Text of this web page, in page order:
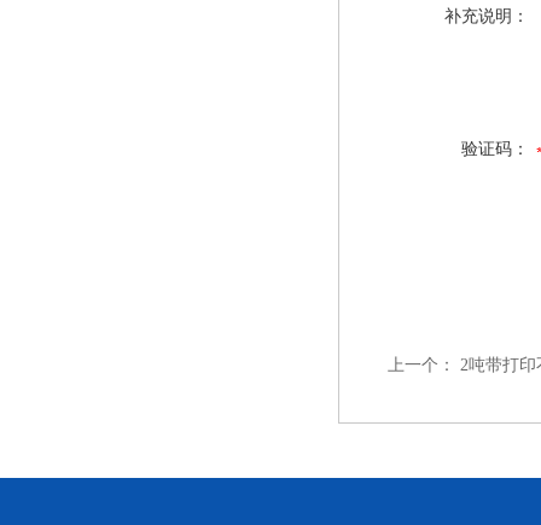
补充说明：
验证码：
上一个： 2吨带打